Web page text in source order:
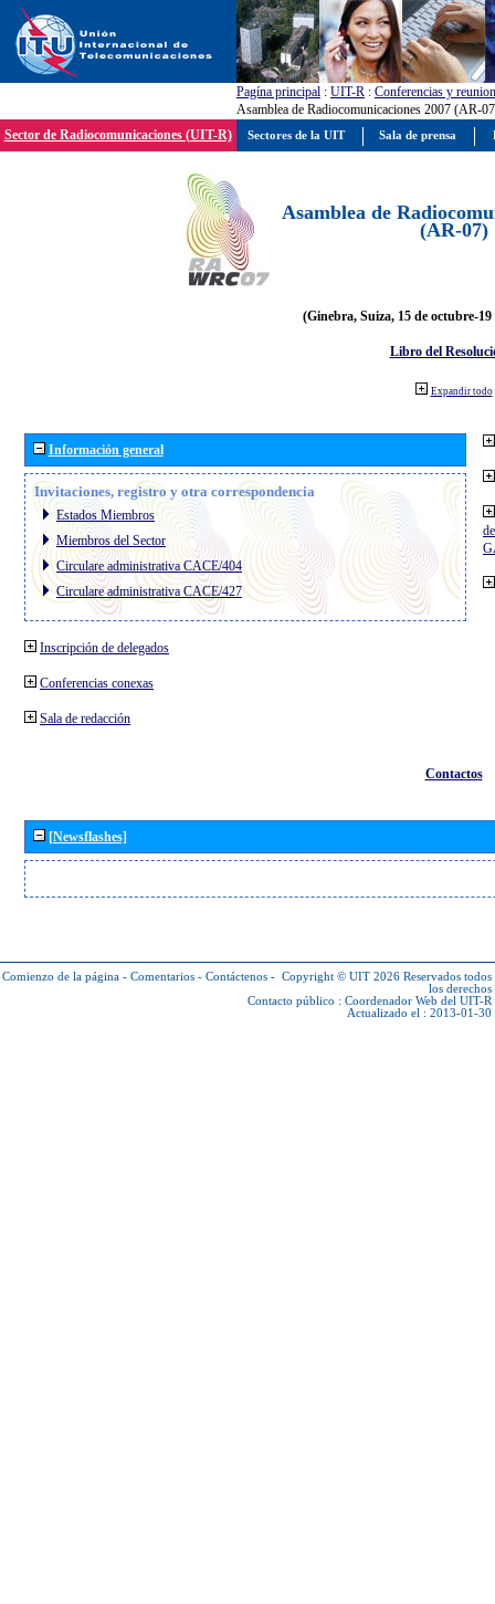
Pagína principal : UIT-R : Conferencias y
Asamblea de Radiocomunicaciones 2007 (AR-
Sector de Radiocomunicaciones (UIT-R)
Asamblea de
(AR-07)
(Ginebra, Suiza, 15 de octubre-19
Libro del
Expandir todo
Información general
Invitaciones, registro y otra correspondencia
Estados Miembros
Miembros del Sector
Circulare administrativa CACE/404
Circulare administrativa CACE/427
Inscripción de delegados
Conferencias conexas
Sala de redacción
Contactos
[Newsflashes]
Comienzo de la página - Comentarios - Contáctenos - Copyright © UIT 2026 Reservados todos
los derechos
Contacto público : Coordenador Web del UIT-R
Actualizado el : 2013-01-30
Sectores de la UIT Sala de prensa